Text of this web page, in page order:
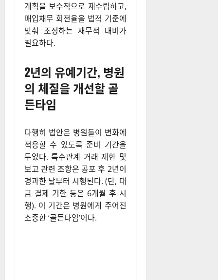
계획을 보수적으로 재수립하고,
매입채무 회전율을 법적 기준에
맞춰 조정하는 재무적 대비가
필요하다.
2년의 유예기간, 병원
의 체질을 개선할 골
든타임
다행히 법안은 병원들이 변화에
적응할 수 있도록 준비 기간을
두었다. 특수관계 거래 제한 및
보고 관련 조항은 공포 후 2년이
경과한 날부터 시행된다. (단, 대
금 결제 기한 등은 6개월 후 시
행). 이 기간은 병원에게 주어진
소중한 ‘골든타임’이다.